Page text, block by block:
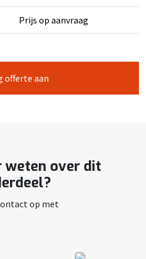
Prijs op aanvraag
offerte aan
weten over dit
op met